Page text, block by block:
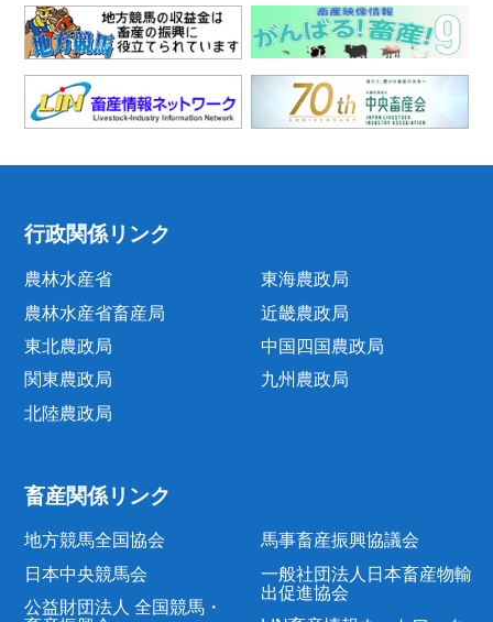
行政関係リンク
農林水産省
農林水産省畜産局
東北農政局
関東農政局
北陸農政局
東海農政局
近畿農政局
中国四国農政局
九州農政局
畜産関係リンク
地方競馬全国協会
日本中央競馬会
公益財団法人 全国競馬・
馬事畜産振興協議会
一般社団法人日本畜産物輸
出促進協会